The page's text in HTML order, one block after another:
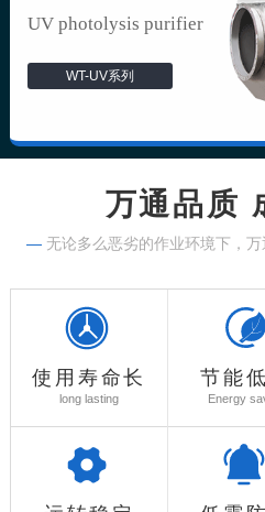
UV photolysis purifier
WT-UV系列
万通品质
— 无论多么恶劣的作业环境下，
使用寿命长
long lasting
节能
Energy